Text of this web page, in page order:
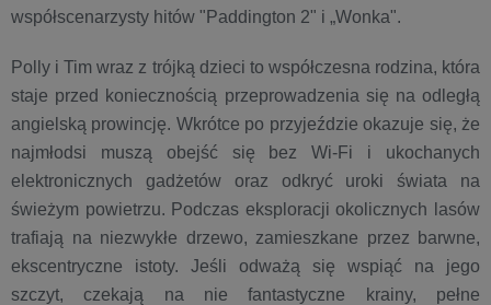
współscenarzysty hitów "Paddington 2" i „Wonka".
Polly i Tim wraz z trójką dzieci to współczesna rodzina, która
staje przed koniecznością przeprowadzenia się na odległą
angielską prowincję. Wkrótce po przyjeździe okazuje się, że
najmłodsi muszą obejść się bez Wi-Fi i ukochanych
elektronicznych gadżetów oraz odkryć uroki świata na
świeżym powietrzu. Podczas eksploracji okolicznych lasów
trafiają na niezwykłe drzewo, zamieszkane przez barwne,
ekscentryczne istoty. Jeśli odważą się wspiąć na jego
szczyt, czekają na nie fantastyczne krainy, pełne